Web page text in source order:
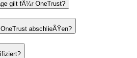
gilt fÃ¼r OneTrust?
abschlieÃŸen?